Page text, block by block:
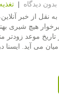
بدون دیدگاه تغذیه
نقل از خبر
هیچ شیری
تاریخ موعد زودتر
می آید. ایسنا